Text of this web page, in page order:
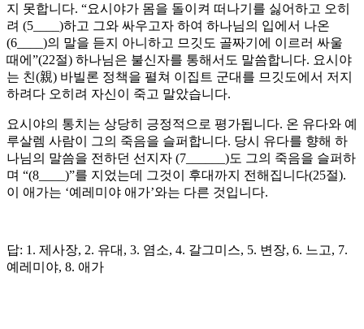
지 못합니다. “요시야가 몸을 돌이켜 떠나기를 싫어하고 오히
려 (5____)하고 그와 싸우고자 하여 하나님의 입에서 나온
(6____)의 말을 듣지 아니하고 므깃도 골짜기에 이르러 싸울
때에”(22절) 하나님은 불신자를 통해서도 말씀합니다. 요시야
는 친(親) 바빌론 정책을 펼쳐 이집트 군대를 므깃도에서 저지
하려다 오히려 자신이 죽고 말았습니다.
요시야의 통치는 상당히 긍정적으로 평가됩니다. 온 유다와 예
루살렘 사람이 그의 죽음을 슬퍼합니다. 당시 유다를 향해 하
나님의 말씀을 전하던 선지자 (7______)도 그의 죽음을 슬퍼하
며 “(8____)”를 지었는데 그것이 후대까지 전해집니다(25절).
이 애가는 ‘예레미야 애가’와는 다른 것입니다.
답: 1. 제사장, 2. 유대, 3. 염소, 4. 갈그미스, 5. 변장, 6. 느고, 7.
예레미야, 8. 애가